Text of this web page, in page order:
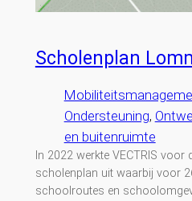
Scholenplan
Ondersteuning,
en buitenruimte
In 2022 werkte VECTRIS voor
scholenplan uit waarbij voor
schoolroutes en